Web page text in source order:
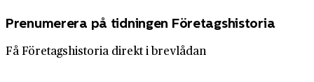
Prenumerera på tidningen Företagshistoria
Få Företagshistoria direkt i brevlådan